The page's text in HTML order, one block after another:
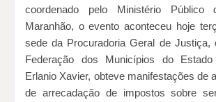
coordenado pelo Ministério
Maranhão, o evento aconteceu hoje
sede da Procuradoria Geral de Justiça,
Federação dos Municípios do
Erlanio Xavier, obteve manifestações de
de arrecadação de impostos sobre